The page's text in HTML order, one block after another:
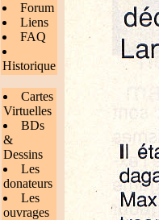
Forum
Liens
FAQ
Historique
Cartes
Virtuelles
BDs
&
Dessins
Les
donateurs
Les
ouvrages